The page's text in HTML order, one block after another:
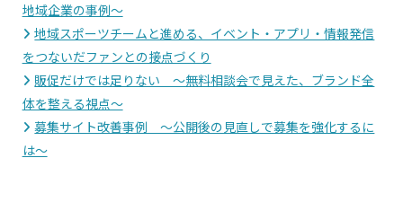
地域企業の事例〜
地域スポーツチームと進める、イベント・アプリ・情報発信
をつないだファンとの接点づくり
販促だけでは足りない 〜無料相談会で見えた、ブランド全
体を整える視点〜
募集サイト改善事例 〜公開後の見直しで募集を強化するに
は〜